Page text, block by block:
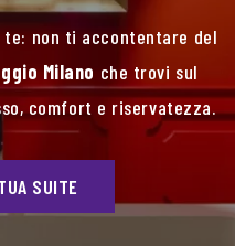
te: non ti accontentare del
Milano che trovi sul
comfort e riservatezza.
SUITE